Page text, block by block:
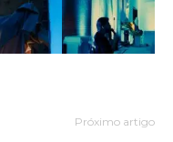
Próximo artigo